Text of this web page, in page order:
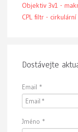
Objektiv 3v1 -
CPL filtr -
Dostávejte
Email *
Jméno *